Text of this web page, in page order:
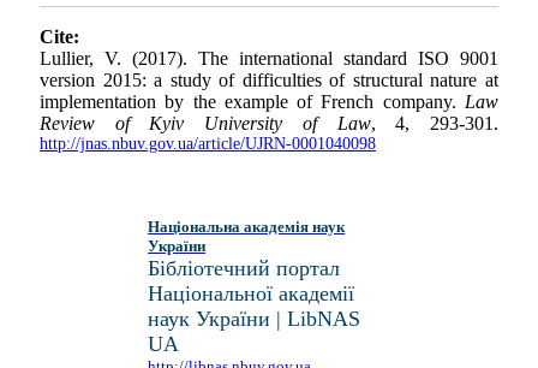
Cite:
Lullier, V. (2017). The international standard ISO 9001
version 2015: a study of difficulties of structural nature at
implementation by the example of French company. Law
Review of Kyiv University of Law, 4, 293-301.
http://jnas.nbuv.gov.ua/article/UJRN-0001040098
Національна академія наук
України
Бібліотечний портал
Національної академії
наук України | LibNAS
UA